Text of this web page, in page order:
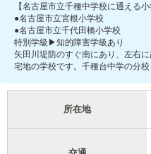
【名古屋市立千種中学校に通える小
●名古屋市立宮根小学校
●名古屋市立千代田橋小学校
特別学級▶知的障害学級あり
矢田川堤防のすぐ南にあり、左右
宅地の学校です。千種台中学の分
所在地